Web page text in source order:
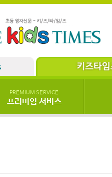
PREMIUM SERVICE
프리미엄 서비스